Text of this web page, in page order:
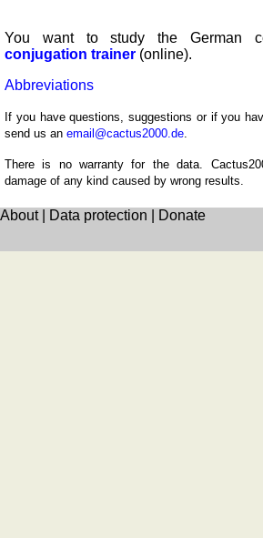
You want to study the German
conjugation trainer (online).
Abbreviations
If you have questions, suggestions or if you
send us an email@cactus2000.de.
There is no warranty for the data.
damage of any kind caused by wrong results.
About| Data protection Donate